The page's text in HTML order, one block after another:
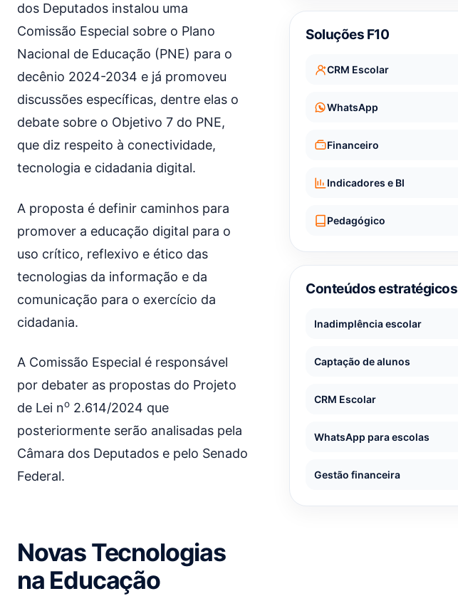
dos Deputados instalou uma
Comissão Especial sobre o Plano
Nacional de Educação (PNE) para o
decênio 2024-2034 e já promoveu
discussões específicas, dentre elas o
debate sobre o Objetivo 7 do PNE,
que diz respeito à conectividade,
tecnologia e cidadania digital.
A proposta é definir caminhos para
promover a educação digital para o
uso crítico, reflexivo e ético das
tecnologias da informação e da
comunicação para o exercício da
cidadania.
A Comissão Especial é responsável
por debater as propostas do Projeto
de Lei no 2.614/2024 que
posteriormente serão analisadas pela
Câmara dos Deputados e pelo Senado
Federal.
Novas Tecnologias
na Educação
Soluções F10
CRM Escolar
WhatsApp
Financeiro
Indicadores e BI
Pedagógico
Conteúdos estratégicos
Inadimplência escolar
Captação de alunos
CRM Escolar
WhatsApp para escolas
Gestão financeira